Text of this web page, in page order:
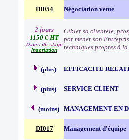
DI054 Négociation vente
2 jours
1150 € HT
Dates de stage
Inscription
Cibler sa clientèle,
por mener son
techniques propres à
(plus) EFFICACITE
(plus) SERVICE CLIENT
(moins) MANAGEMENT EN
DI017 Management d'équipe